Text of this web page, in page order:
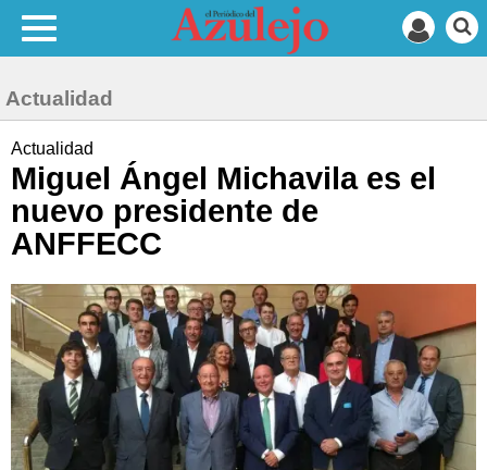
Actualidad
Actualidad
Miguel Ángel Michavila es el
nuevo presidente de
ANFFECC